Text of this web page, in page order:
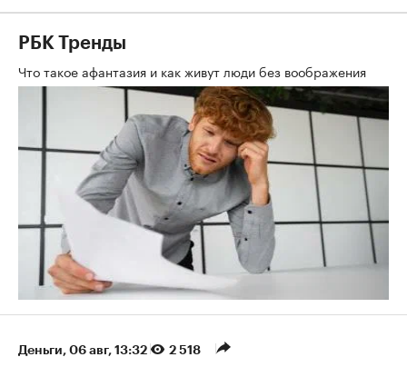
РБК Тренды
Что такое афантазия и как живут люди без воображения
Деньги⁠, 06 авг, 13:32 2 518